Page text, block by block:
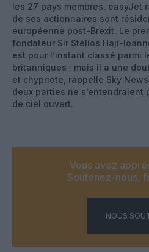
les 27 pays membres, easyJet
de ses actionnaires sont
européenne post-Brexit. Le
fondateur Sir Stelios Haji-
est pour l’instant classé parmi
britanniques ; mais il a une
et chypriote, rappelle Sky
deux parties ne s’entendraient
de ciel ouvert.
Vous avez
Soutenez-nous,
NOUS